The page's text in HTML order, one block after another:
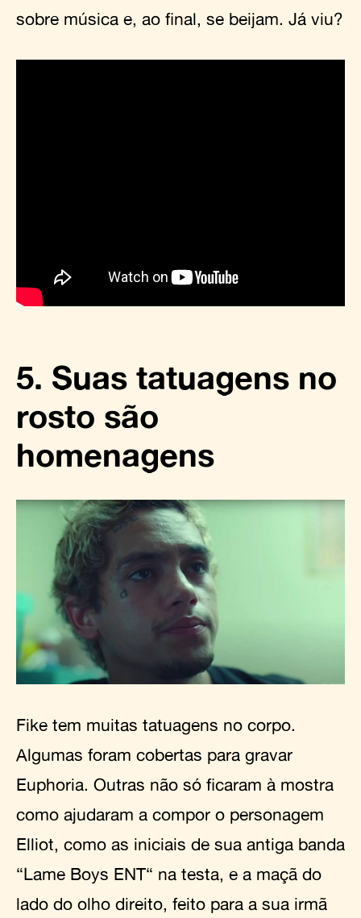
sobre música e, ao final, se beijam. Já viu?
5. Suas tatuagens no
rosto são
homenagens
Fike tem muitas tatuagens no corpo.
Algumas foram cobertas para gravar
Euphoria. Outras não só ficaram à mostra
como ajudaram a compor o personagem
Elliot, como as iniciais de sua antiga banda
“Lame Boys ENT“ na testa, e a maçã do
lado do olho direito, feito para a sua irmã